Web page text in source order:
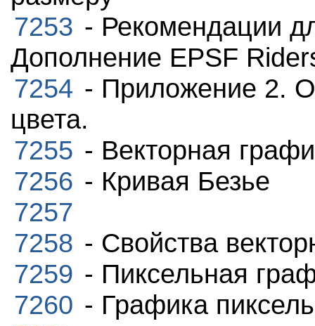
7253 - Рекомендации
Дополнение EPSF
7254 - Приложение 2.
цвета.
7255 - Векторная
7256 - Кривая Безье
7257
7258 - Свойства
7259 - Пиксельная
7260 - Графика